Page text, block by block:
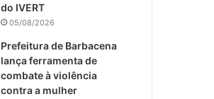
do IVERT
05/08/2026
Prefeitura de Barbacena
lança ferramenta de
combate à violência
contra a mulher